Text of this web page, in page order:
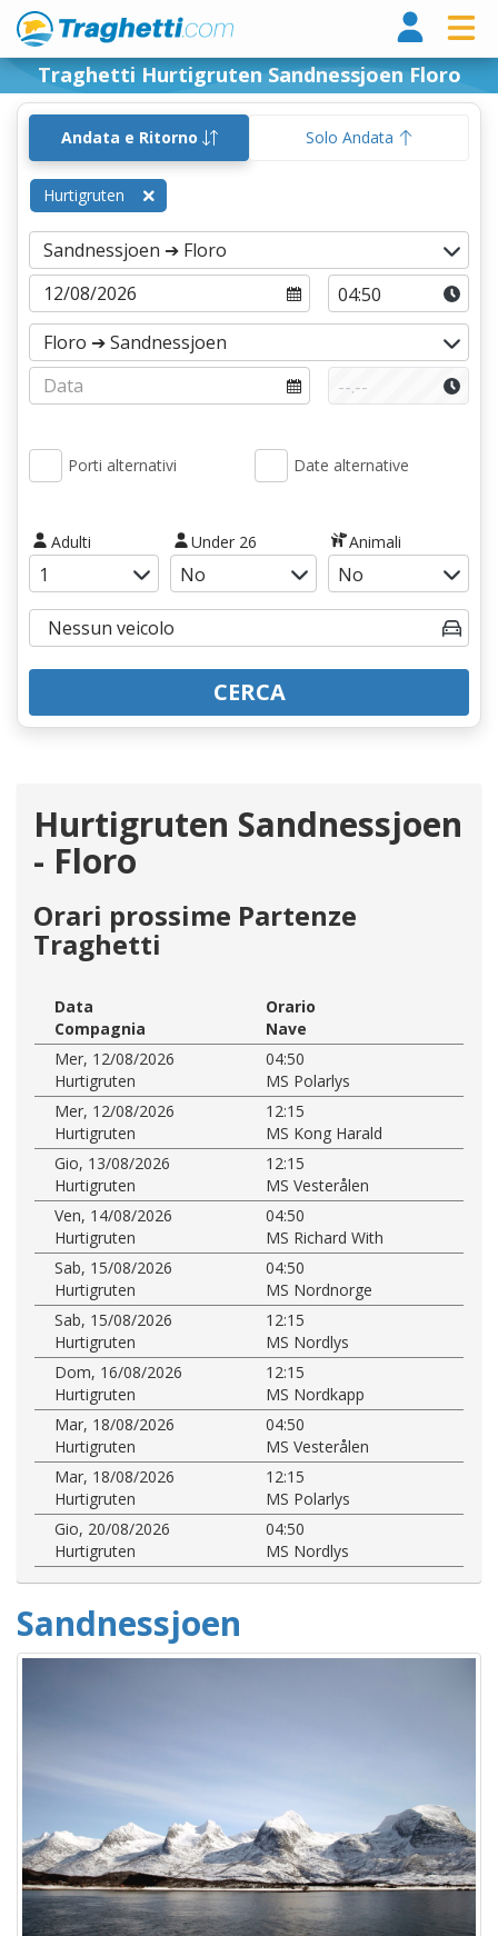
Traghetti Hurtigruten Sandnessjoen Floro
Andata e Ritorno Solo Andata
Hurtigruten
Porti alternativi Date alternative
Adulti Under 26 Animali
CERCA
Hurtigruten Sandnessjoen
- Floro
Orari prossime Partenze
Traghetti
Data
Orario
Compagnia
Nave
Mer, 12/08/2026
04:50
Hurtigruten
MS Polarlys
Mer, 12/08/2026
12:15
Hurtigruten
MS Kong Harald
Gio, 13/08/2026
12:15
Hurtigruten
MS Vesterålen
Ven, 14/08/2026
04:50
Hurtigruten
MS Richard With
Sab, 15/08/2026
04:50
Hurtigruten
MS Nordnorge
Sab, 15/08/2026
12:15
Hurtigruten
MS Nordlys
Dom, 16/08/2026
12:15
Hurtigruten
MS Nordkapp
Mar, 18/08/2026
04:50
Hurtigruten
MS Vesterålen
Mar, 18/08/2026
12:15
Hurtigruten
MS Polarlys
Gio, 20/08/2026
04:50
Hurtigruten
MS Nordlys
Sandnessjoen